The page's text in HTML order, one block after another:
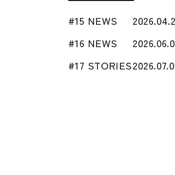
#15 NEWS
#16 NEWS
#17 STORIES